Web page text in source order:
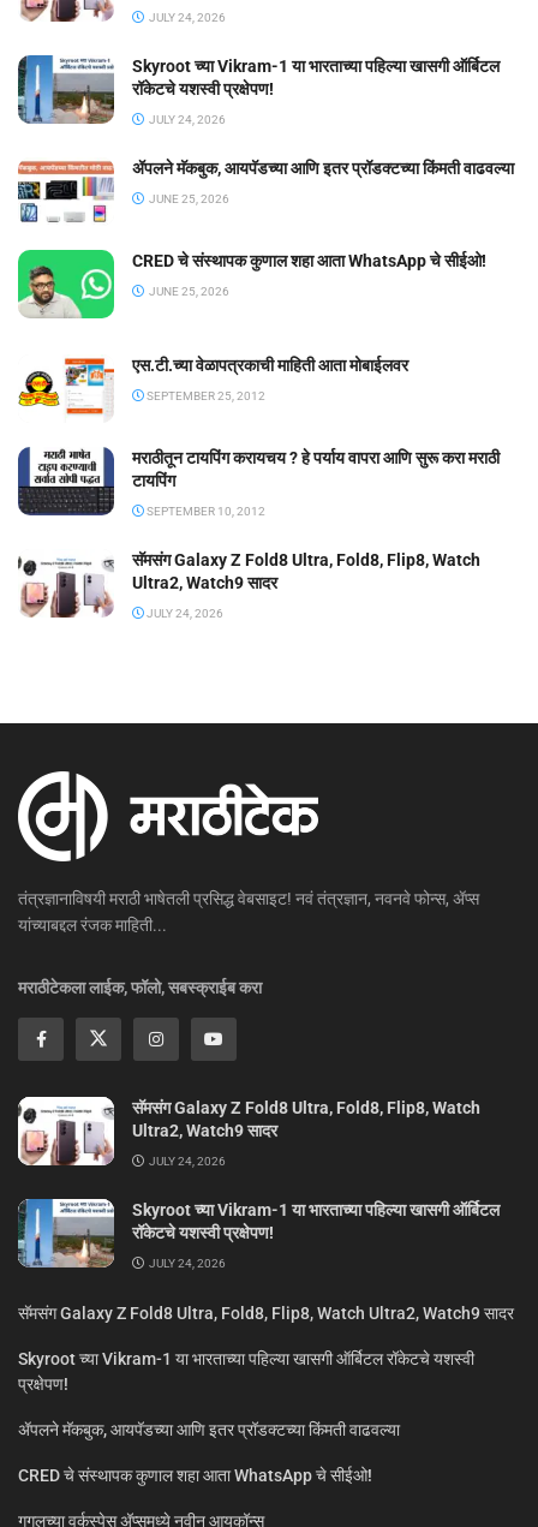
JULY 24, 2026
Skyroot च्या Vikram-1 या भारताच्या पहिल्या खासगी ऑर्बिटल
रॉकेटचे यशस्वी प्रक्षेपण!
JULY 24, 2026
ॲपलने मॅकबुक, आयपॅडच्या आणि इतर प्रॉडक्टच्या किंमती वाढवल्या
JUNE 25, 2026
CRED चे संस्थापक कुणाल शहा आता WhatsApp चे सीईओ!
JUNE 25, 2026
एस.टी.च्या वेळापत्रकाची माहिती आता मोबाईलवर
SEPTEMBER 25, 2012
मराठीतून टायपिंग करायचय ? हे पर्याय वापरा आणि सुरू करा मराठी
टायपिंग
SEPTEMBER 10, 2012
सॅमसंग Galaxy Z Fold8 Ultra, Fold8, Flip8, Watch
Ultra2, Watch9 सादर
JULY 24, 2026
तंत्रज्ञानाविषयी मराठी भाषेतली प्रसिद्ध वेबसाइट! नवं तंत्रज्ञान, नवनवे फोन्स, ॲप्स
यांच्याबद्दल रंजक माहिती...
मराठीटेकला लाईक, फॉलो, सबस्क्राईब करा
सॅमसंग Galaxy Z Fold8 Ultra, Fold8, Flip8, Watch
Ultra2, Watch9 सादर
JULY 24, 2026
Skyroot च्या Vikram-1 या भारताच्या पहिल्या खासगी ऑर्बिटल
रॉकेटचे यशस्वी प्रक्षेपण!
JULY 24, 2026
सॅमसंग Galaxy Z Fold8 Ultra, Fold8, Flip8, Watch Ultra2, Watch9 सादर
Skyroot च्या Vikram-1 या भारताच्या पहिल्या खासगी ऑर्बिटल रॉकेटचे यशस्वी
प्रक्षेपण!
ॲपलने मॅकबुक, आयपॅडच्या आणि इतर प्रॉडक्टच्या किंमती वाढवल्या
CRED चे संस्थापक कुणाल शहा आता WhatsApp चे सीईओ!
गूगलच्या वर्कस्पेस अ‍ॅप्समध्ये नवीन आयकॉन्स